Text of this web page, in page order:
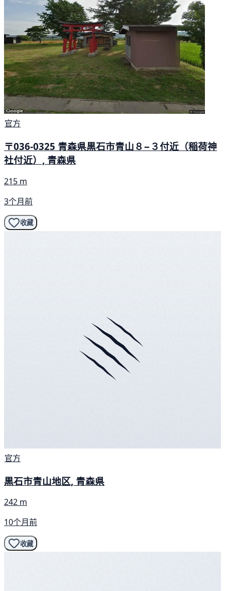
官方
〒036-0325 青森県黒石市青山８−３付近（稲荷神
社付近）, 青森県
215 m
3个月前
收藏
官方
黒石市青山地区, 青森県
242 m
10个月前
收藏